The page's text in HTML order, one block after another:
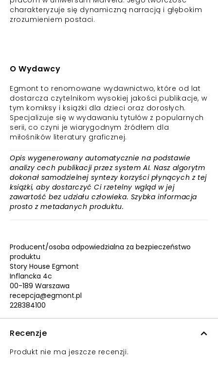
charakteryzuje się dynamiczną narracją i głębokim
zrozumieniem postaci.
O Wydawcy
Egmont to renomowane wydawnictwo, które od lat
dostarcza czytelnikom wysokiej jakości publikacje, w
tym komiksy i książki dla dzieci oraz dorosłych.
Specjalizuje się w wydawaniu tytułów z popularnych
serii, co czyni je wiarygodnym źródłem dla
miłośników literatury graficznej.
Opis wygenerowany automatycznie na podstawie
analizy cech publikacji przez system AI. Nasz algorytm
dokonał samodzielnej syntezy korzyści płynących z tej
książki, aby dostarczyć Ci rzetelny wgląd w jej
zawartość bez udziału człowieka. Szybka informacja
prosto z metadanych produktu.
Producent/osoba odpowiedzialna za bezpieczeństwo
produktu
Story House Egmont
Inflancka 4c
00-189 Warszawa
recepcja@egmont.pl
228384100
Recenzje
Produkt nie ma jeszcze recenzji.